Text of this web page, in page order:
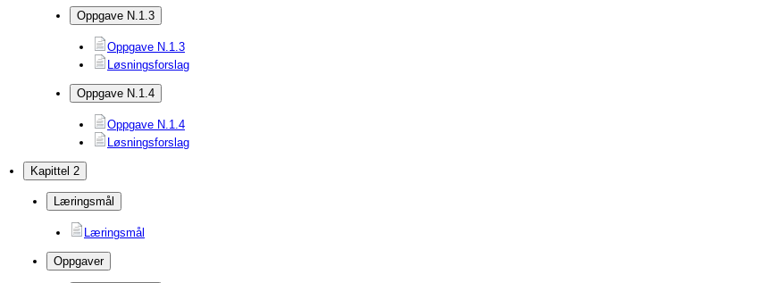
Oppgave N.1.3
Oppgave N.1.3
Løsningsforslag
Oppgave N.1.4
Oppgave N.1.4
Løsningsforslag
Kapittel 2
Læringsmål
Læringsmål
Oppgaver